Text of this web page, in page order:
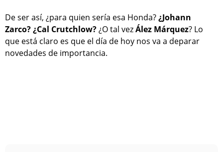
De ser así, ¿para quien sería esa Honda?¿Johann
Zarco? ¿Cal Crutchlow?¿O tal vezÁlez Márquez? Lo
que está claro es que el día de hoy nos va a deparar
novedades de importancia.